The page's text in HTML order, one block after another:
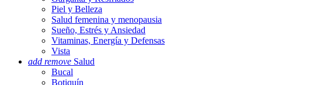
Piel y Belleza
Salud femenina y menopausia
Sueño, Estrés y Ansiedad
Vitaminas, Energía y Defensas
Vista
add remove Salud
Bucal
Botiquín